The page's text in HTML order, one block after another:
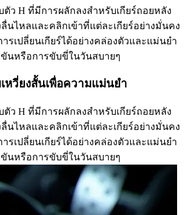
ตัว H ที่มีการผลักลงสำหรับเกียร์ถอยหลัง
ลื่นไหลและคลิกเข้าที่แต่ละเกียร์อย่างมั่นคง
รเปลี่ยนเกียร์ได้อย่างคล่องตัวและแม่นยำ
นหรือการขับขี่ในวันสบายๆ
หวี่ยงสั้นเพื่อความแม่นยำ
ตัว H ที่มีการผลักลงสำหรับเกียร์ถอยหลัง
ลื่นไหลและคลิกเข้าที่แต่ละเกียร์อย่างมั่นคง
รเปลี่ยนเกียร์ได้อย่างคล่องตัวและแม่นยำ
นหรือการขับขี่ในวันสบายๆ